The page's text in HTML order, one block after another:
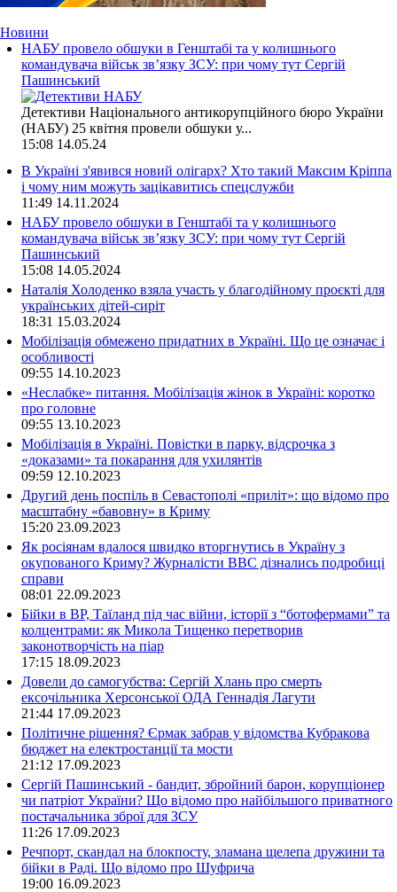
Новини
НАБУ провело обшуки в Генштабі та у колишнього
командувача військ зв’язку ЗСУ: при чому тут Сергій
Пашинський
Детективи Національного антикорупційного бюро України
(НАБУ) 25 квітня провели обшуки у...
15:08 14.05.24
В Україні з'явився новий олігарх? Хто такий Максим Кріппа
і чому ним можуть зацікавитись спецслужби
11:49 14.11.2024
НАБУ провело обшуки в Генштабі та у колишнього
командувача військ зв’язку ЗСУ: при чому тут Сергій
Пашинський
15:08 14.05.2024
Наталія Холоденко взяла участь у благодійному проєкті для
українських дітей-сиріт
18:31 15.03.2024
Мобілізація обмежено придатних в Україні. Що це означає і
особливості
09:55 14.10.2023
«Неслабке» питання. Мобілізація жінок в Україні: коротко
про головне
09:55 13.10.2023
Мобілізація в Україні. Повістки в парку, відсрочка з
«доказами» та покарання для ухилянтів
09:59 12.10.2023
Другий день поспіль в Севастополі «приліт»: що відомо про
масштабну «бавовну» в Криму
15:20 23.09.2023
Як росіянам вдалося швидко вторгнутись в Україну з
окупованого Криму? Журналісти ВВС дізнались подробиці
справи
08:01 22.09.2023
Бійки в ВР, Таїланд під час війни, історії з “ботофермами” та
колцентрами: як Микола Тищенко перетворив
законотворчість на піар
17:15 18.09.2023
Довели до самогубства: Сергій Хлань про смерть
ексочільника Херсонської ОДА Геннадія Лагути
21:44 17.09.2023
Політичне рішення? Єрмак забрав у відомства Кубракова
бюджет на електростанції та мости
21:12 17.09.2023
Сергій Пашинський - бандит, збройний барон, корупціонер
чи патріот України? Що відомо про найбільшого приватного
постачальника зброї для ЗСУ
11:26 17.09.2023
Речпорт, скандал на блокпосту, зламана щелепа дружини та
бійки в Раді. Що відомо про Шуфрича
19:00 16.09.2023